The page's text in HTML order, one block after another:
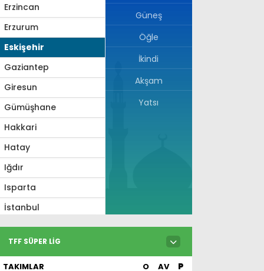
Erzincan
Erzurum
Eskişehir
Gaziantep
Giresun
Gümüşhane
Hakkari
Hatay
Iğdır
Isparta
İstanbul
İzmir
Kahramanmaraş
Karabük
Güneş
Öğle
İkindi
Akşam
Yatsı
TFF SÜPER LIG
TAKIMLAR O AV P